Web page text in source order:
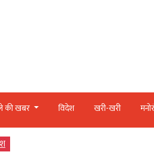
की खबर विदेश खरी-खरी